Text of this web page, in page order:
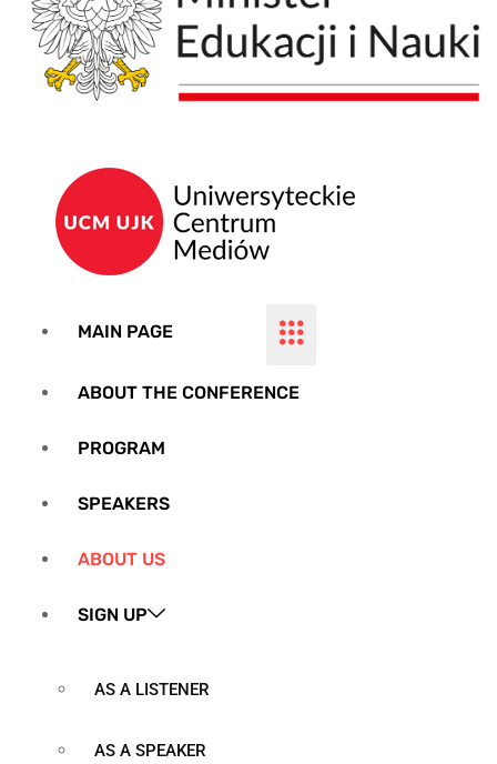
MAIN PAGE
ABOUT THE CONFERENCE
PROGRAM
SPEAKERS
ABOUT US
SIGN UP
AS A LISTENER
AS A SPEAKER